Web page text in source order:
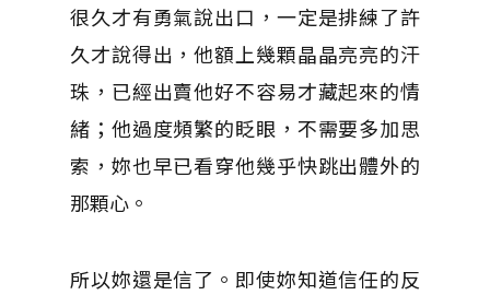
很久才有勇氣說出口，一定是排練了許
久才說得出，他額上幾顆晶晶亮亮的汗
珠，已經出賣他好不容易才藏起來的情
緒；他過度頻繁的眨眼，不需要多加思
索，妳也早已看穿他幾乎快跳出體外的
那顆心。
所以妳還是信了。即使妳知道信任的反